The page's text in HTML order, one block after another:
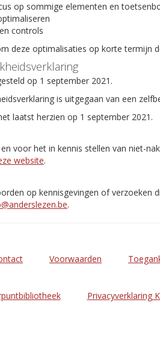
op sommige elementen en
controls
deze optimalisaties op korte termijn
op 1 september 2021.
is uitgegaan van een
laatst herzien op 1 september 2021.
voor het in kennis stellen van niet-
website.
op kennisgevingen of verzoeken
.
Voorwaarden
Privacyverklaring